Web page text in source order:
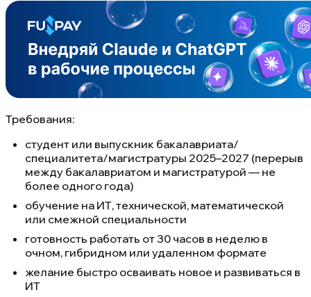
Требования:
студент или выпускник бакалавриата/
специалитета/магистратуры 2025–2027 (перерыв
между бакалавриатом и магистратурой — не
более одного года)
обучение на ИТ, технической, математической
или смежной специальности
готовность работать от 30 часов в неделю в
очном, гибридном или удаленном формате
желание быстро осваивать новое и развиваться в
ИТ